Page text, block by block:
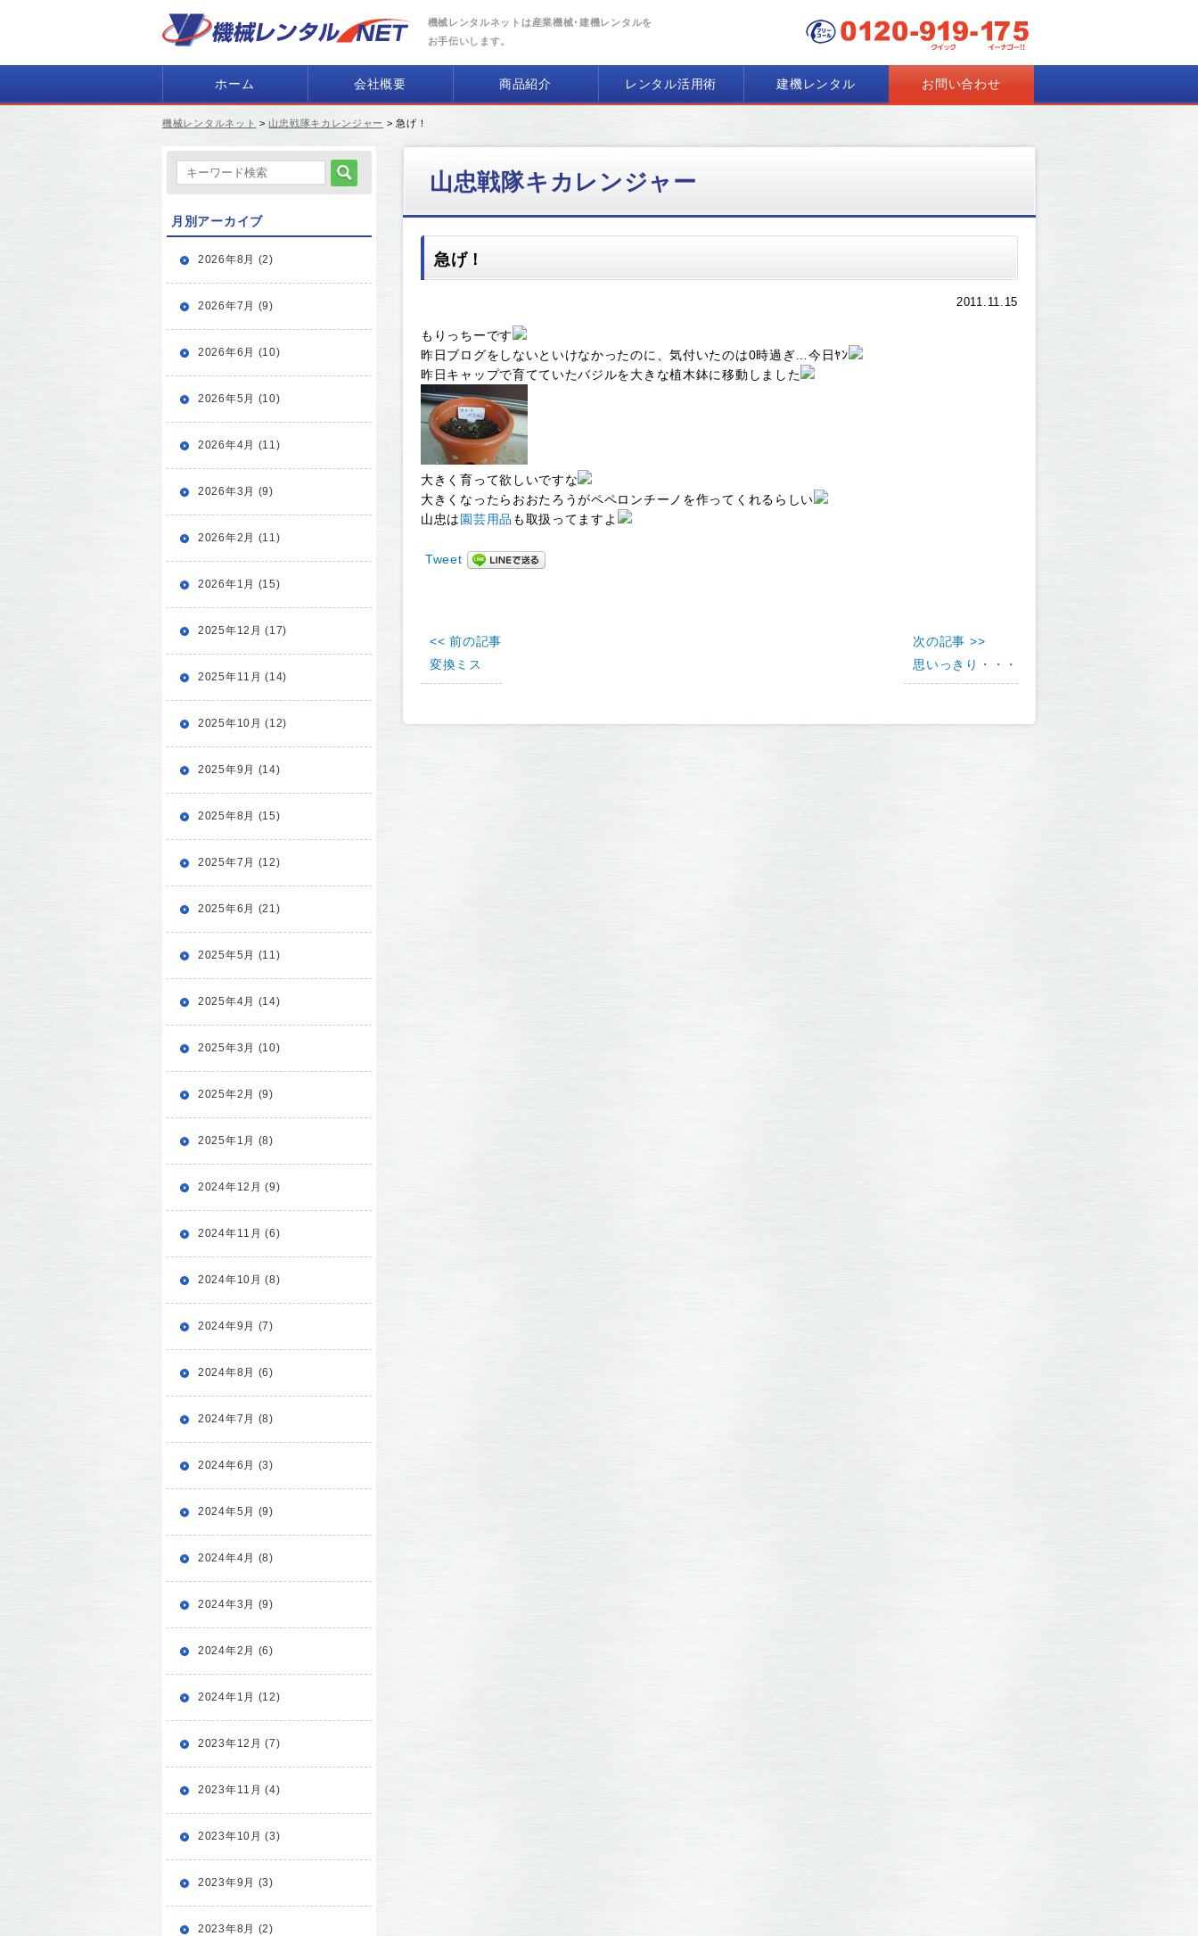
機械レンタルネットは産業機械･建機レンタルを
お手伝いします。
ホーム 会社概要 商品紹介 レンタル活用術 建機レンタル お問い合わせ
機械レンタルネット > 山忠戦隊キカレンジャー > 急げ！
山忠戦隊キカレンジャー
急げ！
2011.11.15
もりっちーです
昨日ブログをしないといけなかったのに、気付いたのは0時過ぎ…今日ﾔﾝ
昨日キャップで育てていたバジルを大きな植木鉢に移動しました
大きく育って欲しいですな
大きくなったらおおたろうがペペロンチーノを作ってくれるらしい
山忠は園芸用品 も取扱ってますよ
Tweet
<< 前の記事
変換ミス
次の記事 >>
思いっきり・・・
月別アーカイブ
2026年8月 (2)
2026年7月 (9)
2026年6月 (10)
2026年5月 (10)
2026年4月 (11)
2026年3月 (9)
2026年2月 (11)
2026年1月 (15)
2025年12月 (17)
2025年11月 (14)
2025年10月 (12)
2025年9月 (14)
2025年8月 (15)
2025年7月 (12)
2025年6月 (21)
2025年5月 (11)
2025年4月 (14)
2025年3月 (10)
2025年2月 (9)
2025年1月 (8)
2024年12月 (9)
2024年11月 (6)
2024年10月 (8)
2024年9月 (7)
2024年8月 (6)
2024年7月 (8)
2024年6月 (3)
2024年5月 (9)
2024年4月 (8)
2024年3月 (9)
2024年2月 (6)
2024年1月 (12)
2023年12月 (7)
2023年11月 (4)
2023年10月 (3)
2023年9月 (3)
2023年8月 (2)